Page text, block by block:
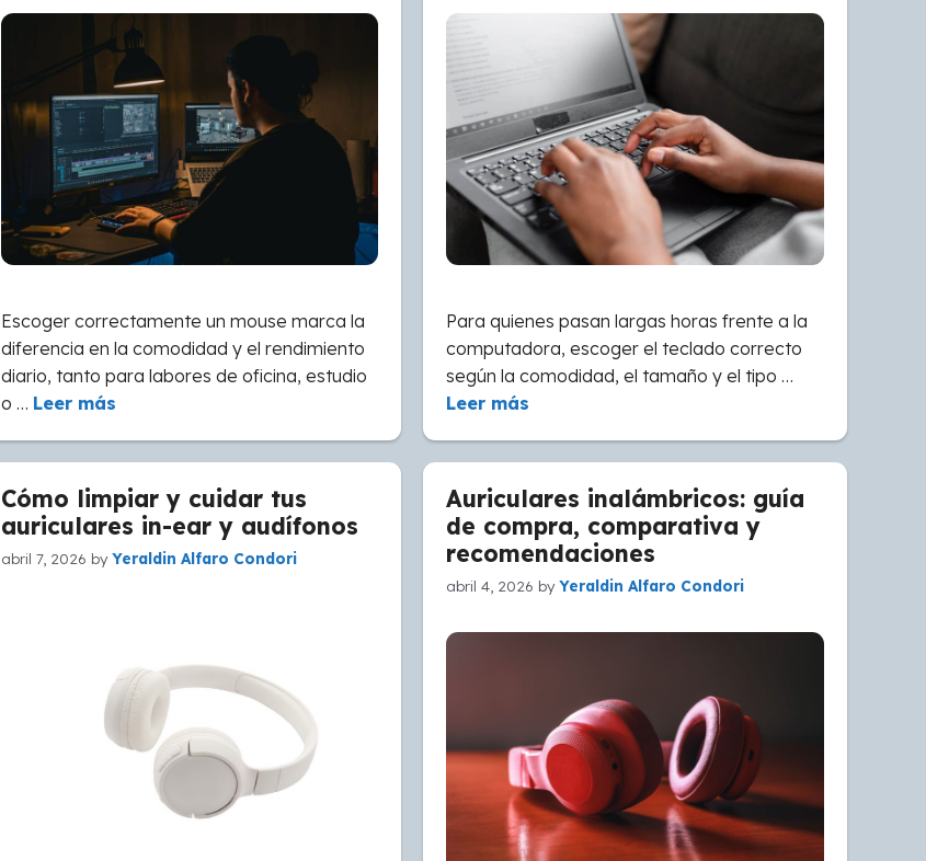
Escoger correctamente un mouse marca la
diferencia en la comodidad y el rendimiento
diario, tanto para labores de oficina, estudio
o … Leer más
Para quienes pasan largas horas frente a la
computadora, escoger el teclado correcto
según la comodidad, el tamaño y el tipo …
Leer más
Cómo limpiar y cuidar tus
auriculares in-ear y audífonos
abril 7, 2026 byYeraldin Alfaro Condori
Auriculares inalámbricos: guía
de compra, comparativa y
recomendaciones
abril 4, 2026 byYeraldin Alfaro Condori